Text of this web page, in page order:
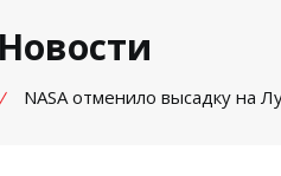
Новости
NASA отменило высадку на